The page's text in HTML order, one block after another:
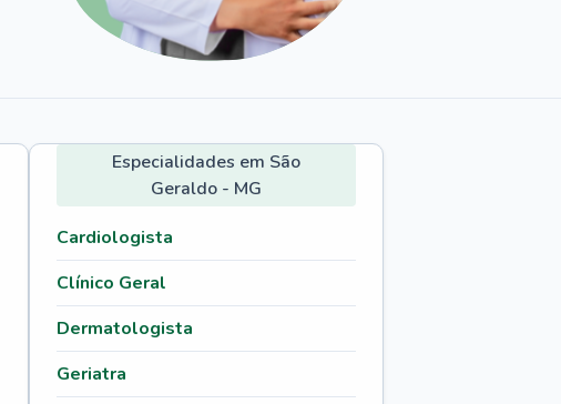
Especialidades em São
Geraldo - MG
Cardiologista
Clínico Geral
Dermatologista
Geriatra